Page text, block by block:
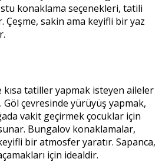
konaklama seçenekleri, tatili
sakin ama keyifli bir yaz
kısa tatiller yapmak isteyen aileler
çevresinde yürüyüş yapmak,
vakit geçirmek çocuklar için
Bungalov konaklamalar,
bir atmosfer yaratır. Sapanca,
için idealdir.